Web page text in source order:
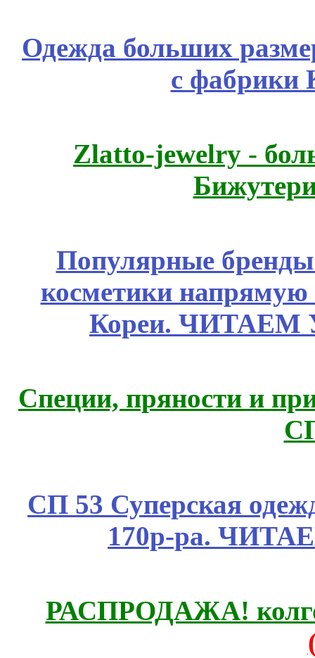
Одежда больших
с фабрики
Zlatto-jewelry -
Популярные
косметики
Кореи.
Специи, пряности и
СП 53 Суперская
170р-ра.
РАСПРОДАЖА!